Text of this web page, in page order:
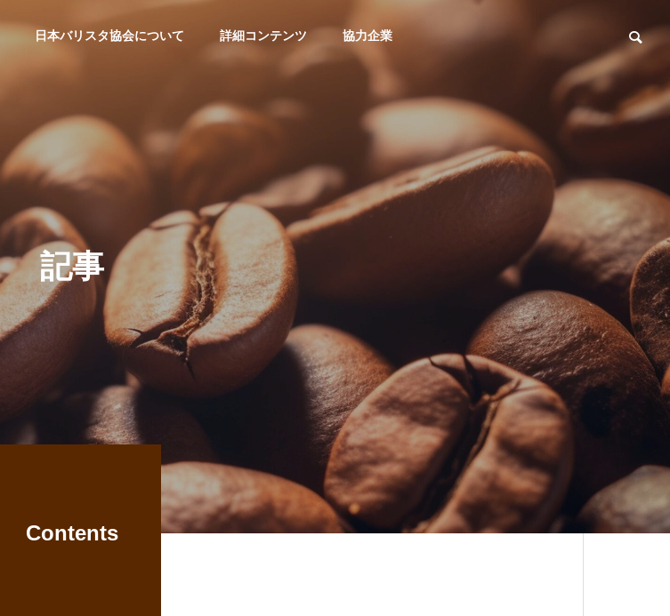
日本バリスタ協会について 詳細コンテンツ 協力企業
記事
Contents